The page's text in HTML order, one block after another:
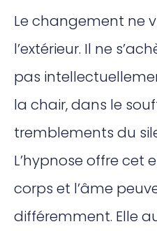
Le changement ne
l’extérieur. Il ne
pas
la chair, dans le
tremblements du
L’hypnose offre cet
corps et l’âme
différemment. Elle